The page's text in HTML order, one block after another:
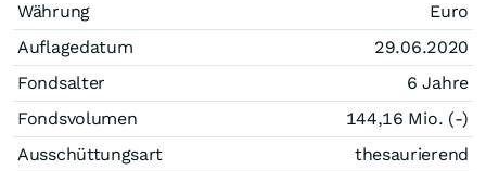
Währung
Euro
Auflagedatum
29.06.2020
Fondsalter
6 Jahre
Fondsvolumen
144,16 Mio. (-)
Ausschüttungsart
thesaurierend